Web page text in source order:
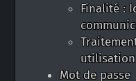
Finalité :
Mot de passe